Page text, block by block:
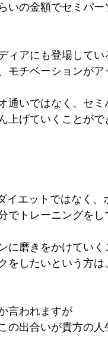
いの金額でセミパ
ィアにも登場して
モチベーションが
通いではなく、セ
上げていくことが
イエットではなく
でトレーニングを
に磨きをかけてい
をしたいという方
言われますが
の出合いが貴方の